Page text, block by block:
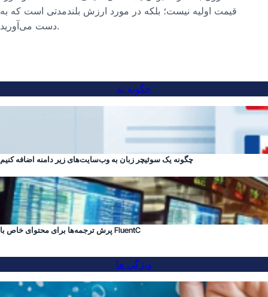
قیمت اولیه نیست؛ بلکه در مورد ارزش بلندمدتی است که به
دست می‌آورید.
چگونه به
چگونه یک سوئیچر زبان به وب‌سایت‌های زیر دامنه اضافه کنیم
پرش ترجمه‌ها برای محتوای خاص با FluentC
ویژگی ها